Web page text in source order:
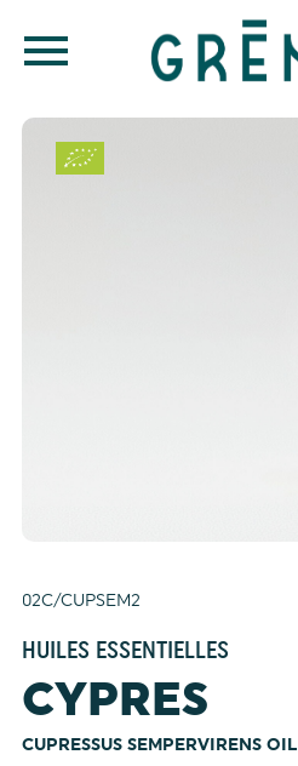
02C/CUPSEM2
HUILES ESSENTIELLES
CYPRES
CUPRESSUS SEMPERVIRENS OIL